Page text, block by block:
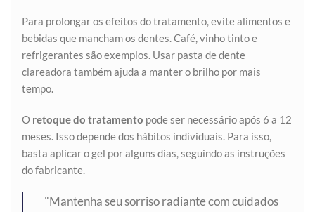
Para prolongar os efeitos do tratamento, evite alimentos e
bebidas que mancham os dentes. Café, vinho tinto e
refrigerantes são exemplos. Usar pasta de dente
clareadora também ajuda a manter o brilho por mais
tempo.
O retoque do tratamento pode ser necessário após 6 a 12
meses. Isso depende dos hábitos individuais. Para isso,
basta aplicar o gel por alguns dias, seguindo as instruções
do fabricante.
"Mantenha seu sorriso radiante com cuidados